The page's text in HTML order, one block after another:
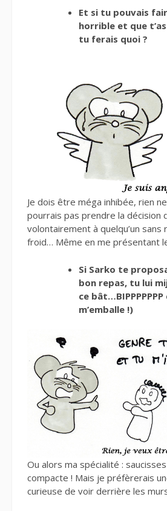
Et si tu pouvais
horrible et que
tu ferais quoi ?
Je dois être méga inhibée, rien
pourrais pas prendre la décision
volontairement à quelqu’un sans
froid… Même en me présentant
Si Sarko te
bon repas, tu lui
ce
m’emballe !)
Ou alors ma spécialité :
compacte ! Mais je préfèrerais
curieuse de voir derrière les